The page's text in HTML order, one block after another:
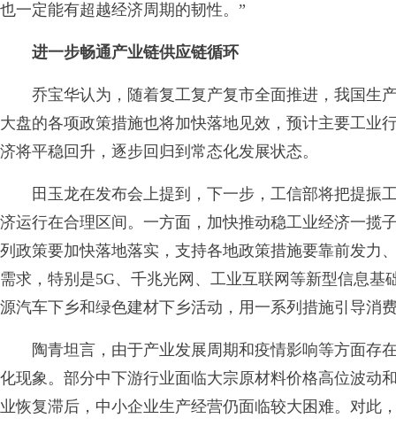
也一定能有超越经济周期的韧性。”
进一步畅通产业链供应链循环
乔宝华认为，随着复工复产复市全面推进，我国生
大盘的各项政策措施也将加快落地见效，预计主要工业
济将平稳回升，逐步回归到常态化发展状态。
田玉龙在发布会上提到，下一步，工信部将把提振
济运行在合理区间。一方面，加快推动稳工业经济一揽
列政策要加快落地落实，支持各地政策措施要靠前发力
需求，特别是5G、千兆光网、工业互联网等新型信息
源汽车下乡和绿色建材下乡活动，用一系列措施引导消
陶青坦言，由于产业发展周期和疫情影响等方面存
化现象。部分中下游行业面临大宗原材料价格高位波动
业恢复滞后，中小企业生产经营仍面临较大困难。对此